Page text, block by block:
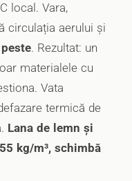
local. Vara,
circulația aerului și
. Rezultat: un
materialele cu
Vata
termică de
Lana de lemn și
kg/m³, schimbă